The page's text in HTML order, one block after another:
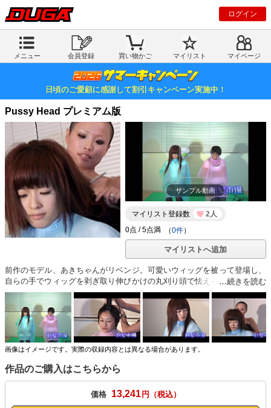
ログイン
メニュー 会員登録 買い物かご マイリスト マイページ
日頃のご愛顧に感謝して割引キャンペーン実施中！
Pussy Head プレミアム版
サンプル動画
マイリスト登録数
2人
（0件）
マイリストへ追加
前作のモデル、あきちゃんがリベンジ。可愛いウィッグを被って登場し、
自らの手でウィッグを剥ぎ取り伸びかけの丸刈り頭で怯える二人のモデル
にバリカンの雨を降らせました！サディスティックな言葉を使いながらモ
デル2人を○めていく姿は最高です。今回は1人ずつ順番に頭を丸めていき
ましたが、1人目が頭を丸められている様子を横で見ているモデルの目に
は、うっすらと涙が…数分後には同じ様に頭を刈られる彼女。その時の心
境はどうだったのでしょうか…。プレミアム版には剃髪後のインタビュ
ー、撮影中のオフショット、ウィッグ合わせの様子などを収録していま
画像はイメージです。実際の収録内容とは異なる場合があります。
作品のご購入はこちらから
価格 13,241円